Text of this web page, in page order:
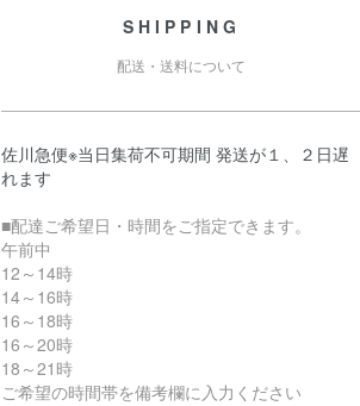
SHIPPING
配送・送料について
佐川急便※当日集荷不可期間 発送が１、２日遅
れます
■配達ご希望日・時間をご指定できます。
午前中
12～14時
14～16時
16～18時
16～20時
18～21時
ご希望の時間帯を備考欄に入力ください